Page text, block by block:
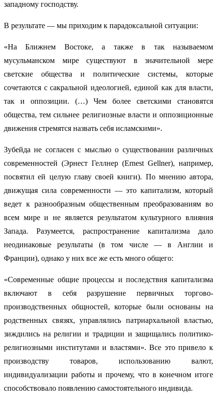
западному господству.
В результате — мы приходим к парадоксальной ситуации:
«На Ближнем Востоке, а также в так называемом
мусульманском мире существуют в значительной мере
светские общества и политические системы, которые
сочетаются с сакральной идеологией, единой как для власти,
так и оппозиции. (…) Чем более светскими становятся
общества, тем сильнее религиозные власти и оппозиционные
движения стремятся назвать себя исламскими».
Зубейда не согласен с мыслью о существовании различных
современностей (Эрнест Геллнер (Ernest Gellner), например,
посвятил ей целую главу своей книги). По мнению автора,
движущая сила современности — это капитализм, который
ведет к разнообразным общественным преобразованиям во
всем мире и не является результатом культурного влияния
Запада. Разумеется, распространение капитализма дало
неодинаковые результаты (в том числе — в Англии и
Франции), однако у них все же есть много общего:
«Современные общие процессы и последствия капитализма
включают в себя разрушение первичных торгово-
производственных общностей, которые были основаны на
родственных связях, управлялись патриархальной властью,
зиждились на религии и традиции и защищались политико-
религиозными институтами и властями». Все это привело к
производству товаров, использованию валют,
индивидуализации работы и прочему, что в конечном итоге
способствовало появлению самостоятельного индивида.